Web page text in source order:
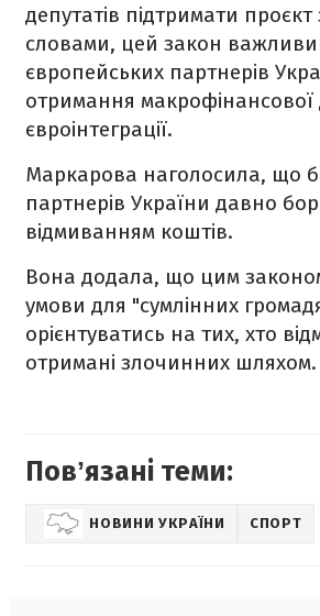
депутатів підтримати проєкт
словами, цей закон
європейських партнерів
отримання
євроінтеграції.
Маркарова наголосила, що
партнерів України давно
відмиванням коштів.
Вона додала, що цим
умови для "сумлінних
орієнтуватись на тих, хто
отримані злочинних шляхом.
Повʼязані теми:
НОВИНИ УКРАЇНИ СПОРТ